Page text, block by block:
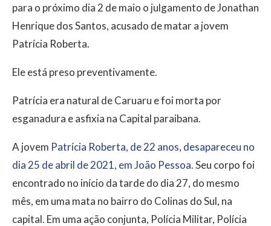
para o próximo dia 2 de maio o julgamento de Jonathan
Henrique dos Santos, acusado de matar a jovem
Patrícia Roberta.
Ele está preso preventivamente.
Patrícia era natural de Caruaru e foi morta por
esganadura e asfixia na Capital paraibana.
A jovem Patrícia Roberta, de 22 anos, desapareceu no
dia 25 de abril de 2021, em João Pessoa.Seu corpo foi
encontrado no início da tarde do dia 27, do mesmo
mês, em uma mata no bairro do Colinas do Sul, na
capital. Em uma ação conjunta, Polícia Militar, Polícia